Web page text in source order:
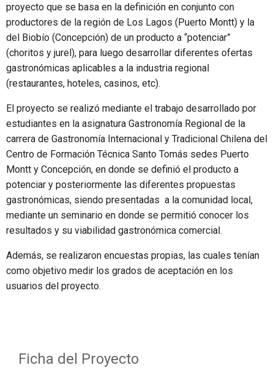
proyecto que se basa en la definición en conjunto con
productores de la región de Los Lagos (Puerto Montt) y la
del Biobío (Concepción) de un producto a “potenciar”
(choritos y jurel), para luego desarrollar diferentes ofertas
gastronómicas aplicables a la industria regional
(restaurantes, hoteles, casinos, etc).
El proyecto se realizó mediante el trabajo desarrollado por
estudiantes en la asignatura Gastronomía Regional de la
carrera de Gastronomía Internacional y Tradicional Chilena del
Centro de Formación Técnica Santo Tomás sedes Puerto
Montt y Concepción, en donde se definió el producto a
potenciar y posteriormente las diferentes propuestas
gastronómicas, siendo presentadas a la comunidad local,
mediante un seminario en donde se permitió conocer los
resultados y su viabilidad gastronómica comercial.
Además, se realizaron encuestas propias, las cuales tenían
como objetivo medir los grados de aceptación en los
usuarios del proyecto.
Ficha del Proyecto